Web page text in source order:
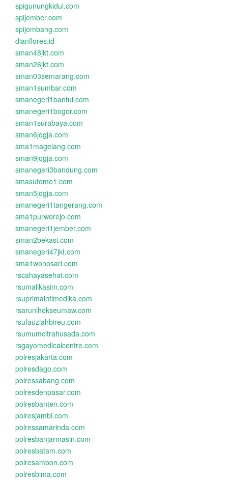
spigunungkidul.com
spijember.com
spijombang.com
dianflores.id
sman48jkt.com
sman26jkt.com
sman03semarang.com
sman1sumbar.com
smanegeri1bantul.com
smanegeri1bogor.com
sman1surabaya.com
sman6jogja.com
sma1magelang.com
sman9jogja.com
smanegeri3bandung.com
smasutomo1.com
sman5jogja.com
smanegeri1tangerang.com
sma1purworejo.com
smanegeri1jember.com
sman2bekasi.com
smanegeri47jkt.com
sma1wonosari.com
rscahayasehat.com
rsumalikasim.com
rsuprimaintimedika.com
rsarunlhokseumaw.com
rsufauziahbireu.com
rsumumcitrahusada.com
rsgayomedicalcentre.com
polresjakarta.com
polresdago.com
polressabang.com
polresdenpasar.com
polresbanten.com
polresjambi.com
polressamarinda.com
polresbanjarmasin.com
polresbatam.com
polresambon.com
polresbima.com